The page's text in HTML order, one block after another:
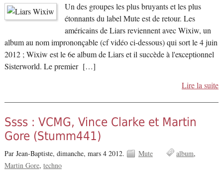
Un des groupes les plus bruyants et les plus
étonnants du label Mute est de retour. Les
américains de Liars reviennent avec Wixiw, un
album au nom imprononçable (cf vidéo ci-dessous) qui sort le 4 juin
2012 ; Wixiw est le 6e album de Liars et il succède à l'exceptionnel
Sisterworld. Le premier […]
Lire la suite
Ssss : VCMG, Vince Clarke et Martin
Gore (Stumm441)
Par Jean-Baptiste, dimanche, mars 4 2012. Mute
album
Martin Gore techno